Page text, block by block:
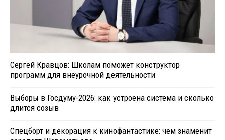
Сергей Кравцов: Школам поможет конструктор
программ для внеурочной деятельности
Выборы в Госдуму-2026: как устроена система и сколько
длится созыв
Спецборт и декорация к кинофантастике: чем знаменит